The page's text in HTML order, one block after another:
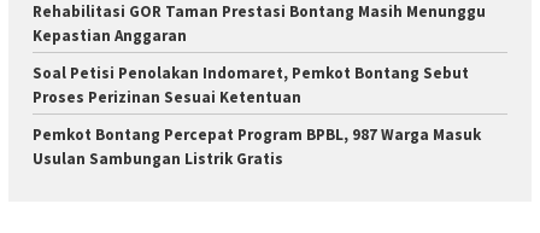
Rehabilitasi GOR Taman Prestasi Bontang Masih Menunggu
Kepastian Anggaran
Soal Petisi Penolakan Indomaret, Pemkot Bontang Sebut
Proses Perizinan Sesuai Ketentuan
Pemkot Bontang Percepat Program BPBL, 987 Warga Masuk
Usulan Sambungan Listrik Gratis